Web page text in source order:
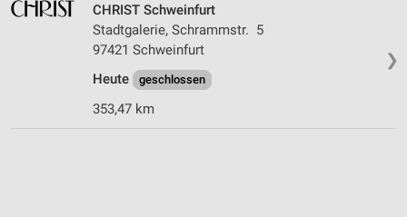
❯
CHRIST Schweinfurt
Stadtgalerie, Schrammstr. 5
97421 Schweinfurt
Heute
geschlossen
353,47 km